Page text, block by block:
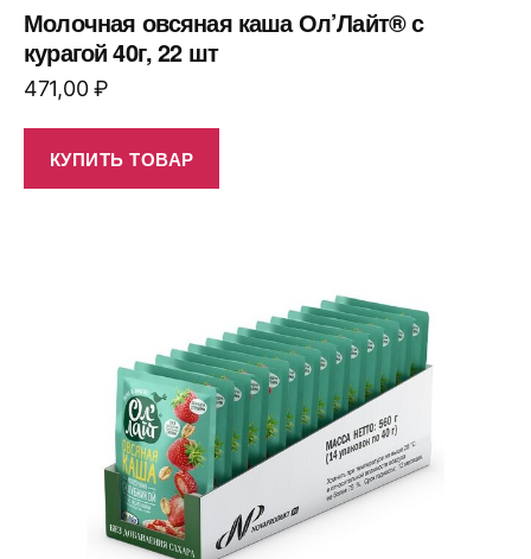
Молочная овсяная каша Ол’Лайт® с
курагой 40г, 22 шт
471,00₽
КУПИТЬ ТОВАР